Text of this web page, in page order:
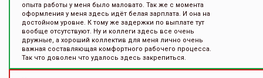
опыта работы у меня было маловато. Так же с момента
оформления у меня здесь идёт белая зарплата. И она на
достойном уровне. К тому же задержки по выплате тут
вообще отсутствуют. Ну и коллеги здесь все очень
дружные, а хороший коллектив для меня лично очень
важная составляющая комфортного рабочего процесса.
Так что доволен что удалось здесь закрепиться.